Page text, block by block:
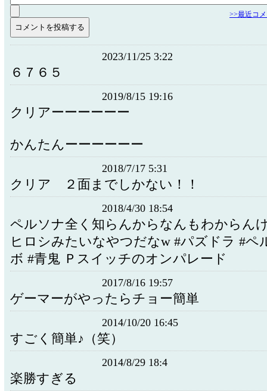
>>最近コ
2023/11/25 3:22
６７６５
2019/8/15 19:16
クリアーーーーーー
かんたんーーーーーー
2018/7/17 5:31
クリア ２面までしかない！！
2018/4/30 18:54
ペルソナ全く知らんからなんもわからん
ヒロシみたいなやつだなw #パズドラ #ペ
ボ #青鬼 Ｐスイッチのオンパレード
2017/8/16 19:57
ゲーマーがやったらチョー簡単
2014/10/20 16:45
すごく簡単♪（笑）
2014/8/29 18:4
楽勝すぎる